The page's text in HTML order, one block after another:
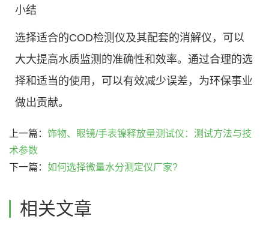
小结
选择适合的COD检测仪及其配套的消解仪，可以
大大提高水质监测的准确性和效率。通过合理的选
择和适当的使用，可以有效减少误差，为环保事业
做出贡献。
上一篇： 饰物、眼镜/手表镍释放量测试仪：测试方法与技
术参数
下一篇： 如何选择微量水分测定仪厂家?
相关文章